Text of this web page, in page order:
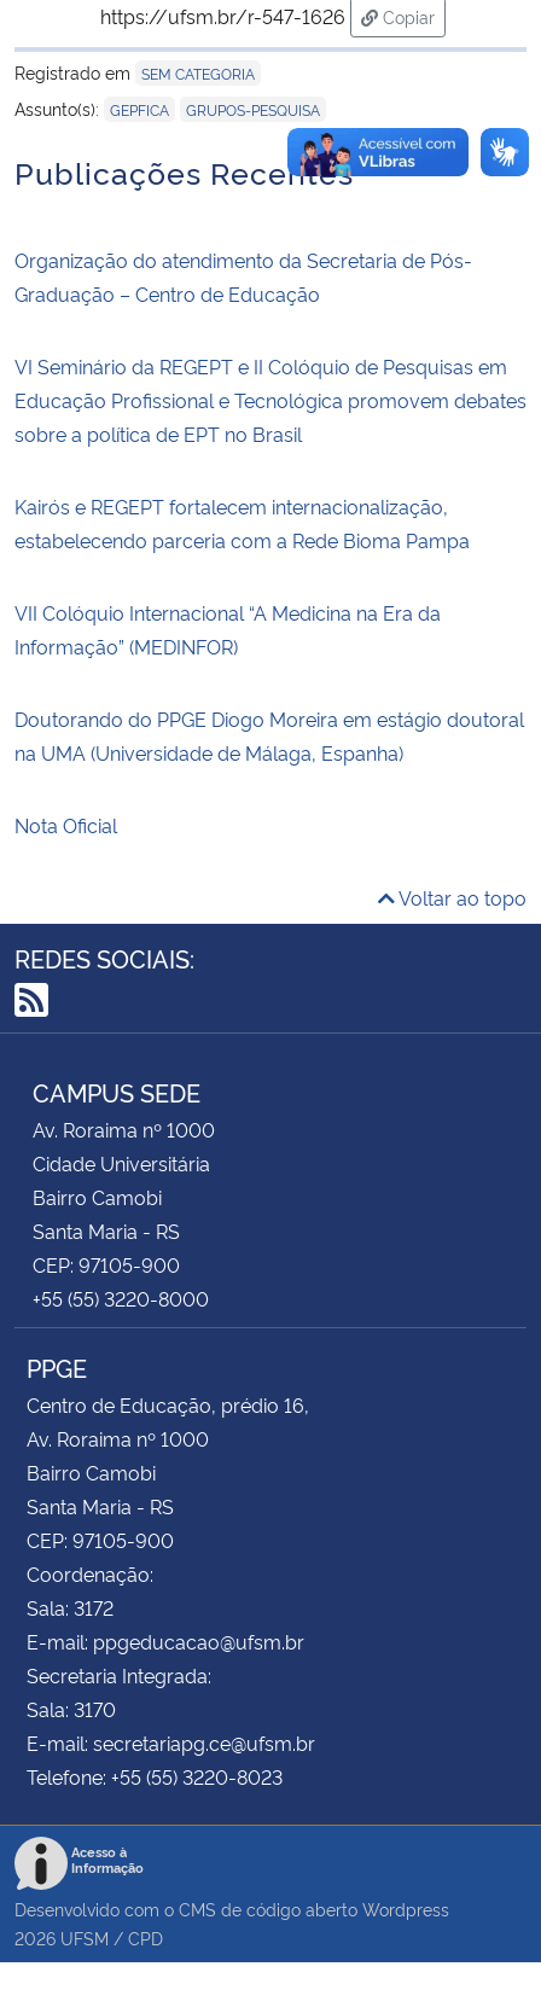
https://ufsm.br/r-547-1626
Copiar
para área de
Registrado em SEM CATEGORIA
Assunto(s): GEPFICA GRUPOS-PESQUISA
Publicações Recentes
Organização do atendimento da Secretaria de Pós-
Graduação – Centro de Educação
VI Seminário da REGEPT e II Colóquio de Pesquisas em
Educação Profissional e Tecnológica promovem debates
sobre a política de EPT no Brasil
Kairós e REGEPT fortalecem internacionalização,
estabelecendo parceria com a Rede Bioma Pampa
VII Colóquio Internacional “A Medicina na Era da
Informação” (MEDINFOR)
Doutorando do PPGE Diogo Moreira em estágio doutoral
na UMA (Universidade de Málaga, Espanha)
Nota Oficial
Voltar ao topo
REDES SOCIAIS:
RSS
CAMPUS SEDE
Av. Roraima nº 1000
Cidade Universitária
Bairro Camobi
Santa Maria - RS
CEP: 97105-900
+55 (55) 3220-8000
PPGE
Centro de Educação, prédio 16,
Av. Roraima nº 1000
Bairro Camobi
Santa Maria - RS
CEP: 97105-900
Coordenação:
Sala: 3172
E-mail: ppgeducacao@ufsm.br
Secretaria Integrada:
Sala: 3170
E-mail: secretariapg.ce@ufsm.br
Telefone: +55 (55) 3220-8023
Acesso à
Informação
Desenvolvido com o CMS de código aberto Wordpress
2026 UFSM / CPD